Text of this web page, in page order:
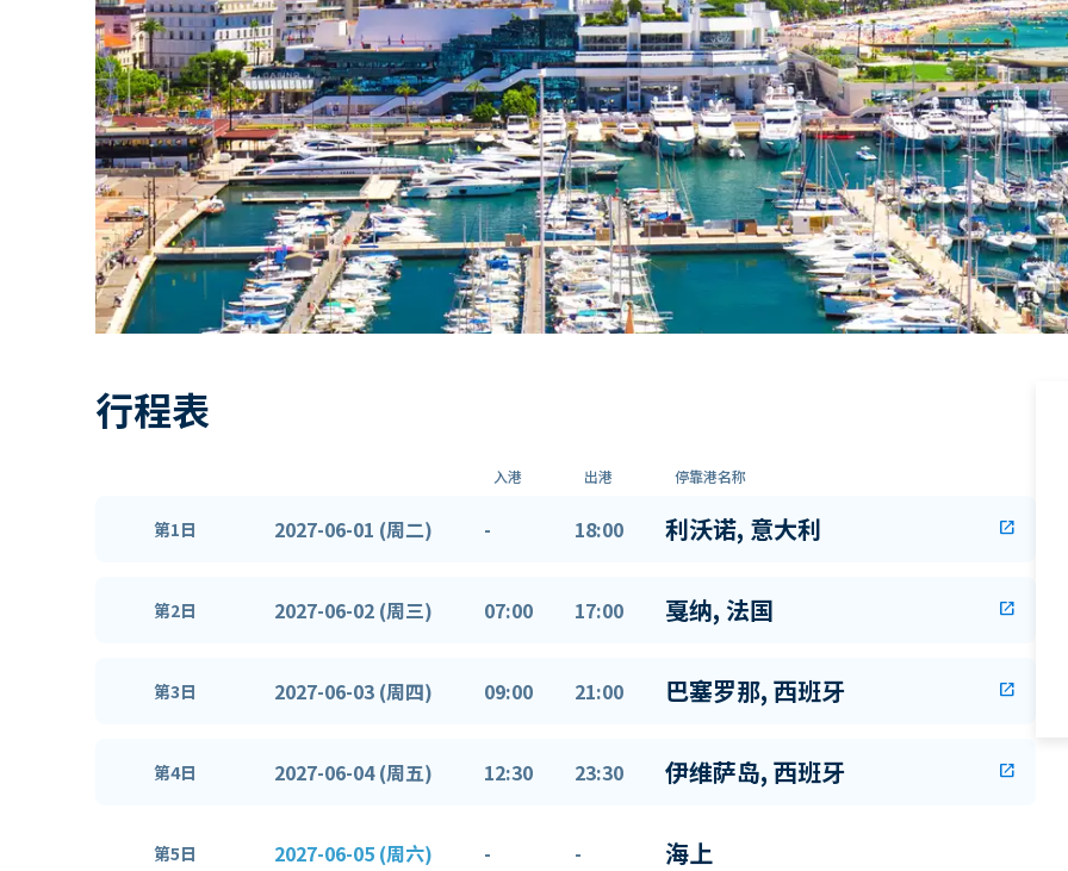
行程表
入港 出港 停靠港名称
第1日 2027-06-01 (周二) - 18:00 利沃诺, 意大利 open_in_new
第2日 2027-06-02 (周三) 07:00 17:00 戛纳, 法国 open_in_new
第3日 2027-06-03 (周四) 09:00 21:00 巴塞罗那, 西班牙 open_in_new
第4日 2027-06-04 (周五) 12:30 23:30 伊维萨岛, 西班牙 open_in_new
第5日 2027-06-05 (周六) - - 海上